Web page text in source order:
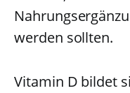
werden sollten.
Vitamin D bildet